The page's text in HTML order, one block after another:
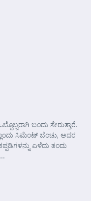
ಬಂದು ಸೇರುತ್ತಾರೆ.
ಸಿಮೆಂಟ್ ಬೆಂಚು, ಅದರ
ಎಳೆದು ತಂದು